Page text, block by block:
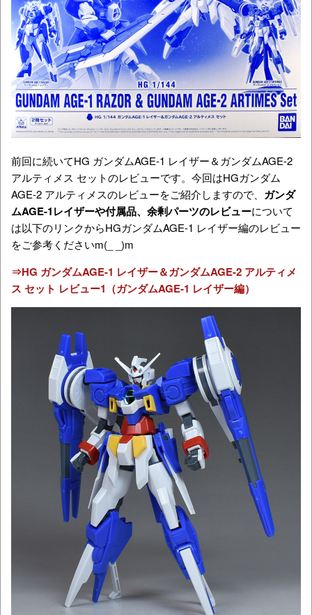
前回に続いてHG ガンダムAGE-1 レイザー＆ガンダムAGE-2
アルティメス セットのレビューです。今回はHGガンダム
AGE-2 アルティメスのレビューをご紹介しますので、 ガンダ
ムAGE-1レイザーや付属品、余剰パーツのレビューについて
は以下のリンクからHGガンダムAGE-1 レイザー編のレビュー
をご参考くださいm(_ _)m
⇒HG ガンダムAGE-1 レイザー＆ガンダムAGE-2 アルティメ
ス セット レビュー1（ガンダムAGE-1 レイザー編）